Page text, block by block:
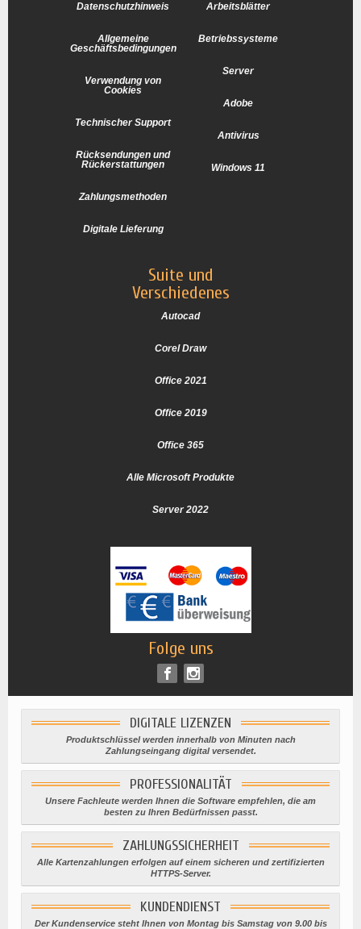
Datenschutzhinweis
Allgemeine
Geschäftsbedingungen
Verwendung von
Cookies
Technischer Support
Rücksendungen und
Rückerstattungen
Zahlungsmethoden
Digitale Lieferung
Arbeitsblätter
Betriebssysteme
Server
Adobe
Antivirus
Windows 11
Suite und
Verschiedenes
Autocad
Corel Draw
Office 2021
Office 2019
Office 365
Alle Microsoft Produkte
Server 2022
Folge uns
DIGITALE LIZENZEN
Produktschlüssel werden innerhalb von Minuten nach
Zahlungseingang digital versendet.
PROFESSIONALITÄT
Unsere Fachleute werden Ihnen die Software empfehlen, die am
besten zu Ihren Bedürfnissen passt.
ZAHLUNGSSICHERHEIT
Alle Kartenzahlungen erfolgen auf einem sicheren und zertifizierten
HTTPS-Server.
KUNDENDIENST
Der Kundenservice steht Ihnen von Montag bis Samstag von 9.00 bis